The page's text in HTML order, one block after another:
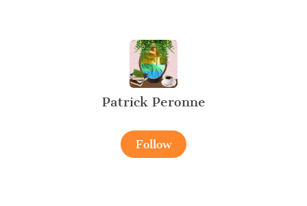
Patrick Peronne
Follow